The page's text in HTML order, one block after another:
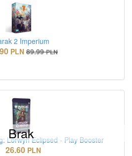
2 Imperium
PLN 89.99 PLN
Brak
Lorwyn Eclipsed - Play Booster
26.60 PLN